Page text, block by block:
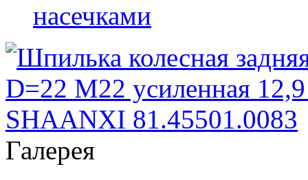
насечками
Галерея